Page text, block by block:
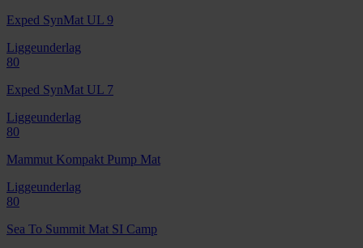
Exped SynMat UL 9
Liggeunderlag
80
Exped SynMat UL 7
Liggeunderlag
80
Mammut Kompakt Pump Mat
Liggeunderlag
80
Sea To Summit Mat SI Camp